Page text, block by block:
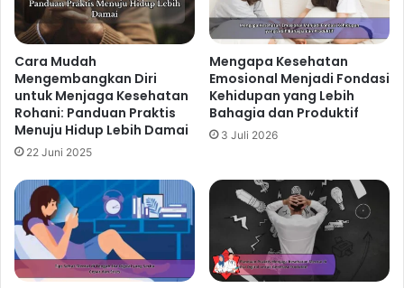
nyaman untuk mengungkapkan perasaan, pikiran, dan
kebutuhannya tanpa rasa takut akan dikritik atau
diejek. Berlatihlah
active listening, di mana Anda benar-
benar fokus pada apa yang disampaikan pasangan
atau anak Anda, bukan hanya menunggu giliran untuk
berbicara.
Related Articles
Mengapa Self Reflection Penting
untuk Menjaga Kesehatan Mental di
Tengah Kesibukan
Cara Mudah
Mengembangkan Diri
untuk Menjaga Kesehatan
Rohani: Panduan Praktis
Menuju Hidup Lebih Damai
22 Juni 2025
Mengapa Kesehatan
Emosional Menjadi Fondasi
Kehidupan yang Lebih
Bahagia dan Produktif
3 Juli 2026